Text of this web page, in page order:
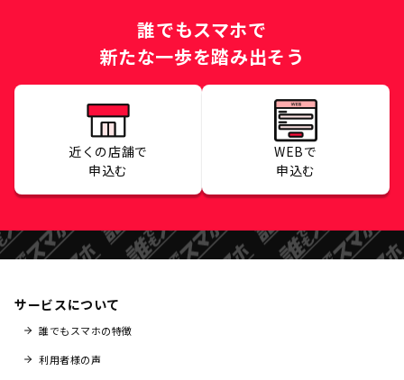
誰でもスマホで
新たな一歩を踏み出そう
近くの店舗で
申込む
WEBで
申込む
サービスについて
誰でもスマホの特徴
利用者様の声